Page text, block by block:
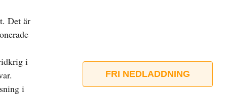
Det är
i
i
FRI NEDLADDNING